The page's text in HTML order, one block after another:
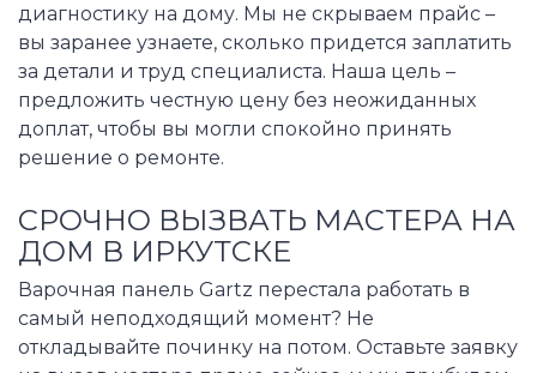
диагностику на дому. Мы не скрываем прайс –
вы заранее узнаете, сколько придется заплатить
за детали и труд специалиста. Наша цель –
предложить честную цену без неожиданных
доплат, чтобы вы могли спокойно принять
решение о ремонте.
СРОЧНО ВЫЗВАТЬ МАСТЕРА НА
ДОМ В ИРКУТСКЕ
Варочная панель Gartz перестала работать в
самый неподходящий момент? Не
откладывайте починку на потом. Оставьте заявку